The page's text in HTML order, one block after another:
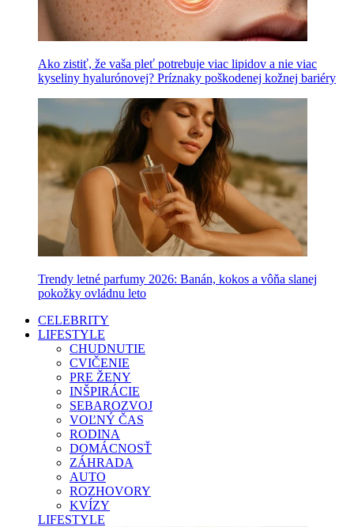
Ako zistiť, že vaša pleť potrebuje viac lipidov a nie viac
kyseliny hyalurónovej? Príznaky poškodenej kožnej bariéry
Trendy letné parfumy 2026: Banán, kokos a vôňa slanej
pokožky ovládnu leto
CELEBRITY
LIFESTYLE
CHUDNUTIE
CVIČENIE
PRE ŽENY
INŠPIRÁCIE
SEBAROZVOJ
VOĽNÝ ČAS
RODINA
DOMÁCNOSŤ
ZÁHRADA
AUTO
ROZHOVORY
KVÍZY
LIFESTYLE